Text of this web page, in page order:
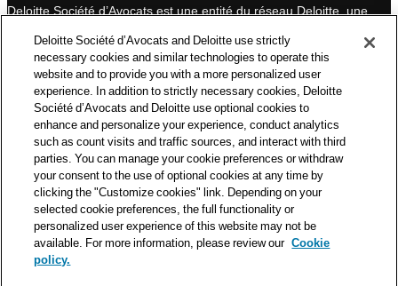
Deloitte Société d’Avocats est une entité du réseau Deloitte, une
professionnels et à ce titre, travaille avec les 50 000 fiscalistes
et juristes de Deloitte situés dans 150 pays.
Les informations contenues sur ce blog ont pour objectif
d’informer ses lecteurs de manière générale. Elles ne peuvent
en aucun cas se substituer à un conseil délivré par un
professionnel en fonction d’une situation donnée. Un soin
particulier est apporté à la rédaction de nos articles, néanmoins
Deloitte Société d’Avocats décline toute responsabilité relative
aux éventuelles erreurs et omissions qu’ils pourraient contenir.​
Deloitte Société d’Avocats and Deloitte use strictly
necessary cookies and similar technologies to operate this
website and to provide you with a more personalized user
experience. In addition to strictly necessary cookies, Deloitte
Société d’Avocats and Deloitte use optional cookies to
enhance and personalize your experience, conduct analytics
such as count visits and traffic sources, and interact with third
parties. You can manage your cookie preferences or withdraw
your consent to the use of optional cookies at any time by
clicking the "Customize cookies" link. Depending on your
selected cookie preferences, the full functionality or
personalized user experience of this website may not be
available. For more information, please review our Cookie
policy.